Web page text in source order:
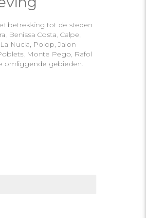
betrekking tot de steden
Benissa Costa, Calpe,
Nucia, Polop, Jalon
Monte Pego, Rafol
omliggende gebieden.